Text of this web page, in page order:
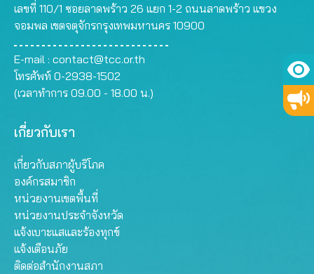
เลขที่ 110/1 ซอยลาดพร้าว 26 แยก 1-2 ถนนลาดพร้าว แขวง
จอมพล เขตจตุจักรกรุงเทพมหานคร 10900
E-mail : contact@tcc.or.th
โทรศัพท์ 0-2938-1502
(เวลาทำการ 09.00 - 18.00 น.)
เกี่ยวกับเรา
เกี่ยวกับสภาผู้บริโภค
องค์กรสมาชิก
หน่วยงานเขตพื้นที่
หน่วยงานประจำจังหวัด
แจ้งเบาะแสและร้องทุกข์
แจ้งเตือนภัย
ติดต่อสำนักงานสภา